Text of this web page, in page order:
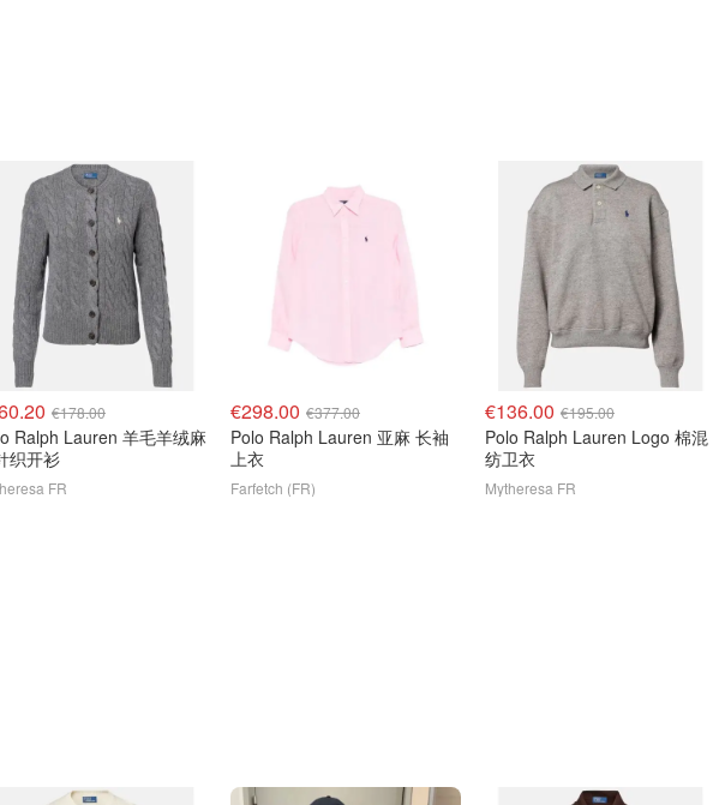
€178.00
Ralph Lauren 羊毛羊绒麻
织开衫
FR
€298.00 €377.00
Polo Ralph Lauren 亚麻 长袖
上衣
Farfetch (FR)
€136.00 €195.00
Polo Ralph Lauren Logo 棉混
纺卫衣
Mytheresa FR